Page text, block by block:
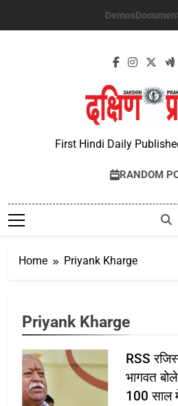
Demos
First Hindi Daily
RANDOM
Home Priyank Kharge
Priyank Kharge
RSS
भागवत
100 साल